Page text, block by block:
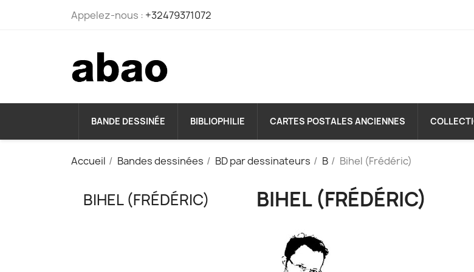
Appelez-nous : +32479371072
BANDE DESSINÉE BIBLIOPHILIE CARTES POSTALES ANCIENNES
Accueil Bandes dessinées BD par dessinateurs B Bihel (Frédéric)
BIHEL (FRÉDÉRIC) BIHEL (FRÉDÉRIC)